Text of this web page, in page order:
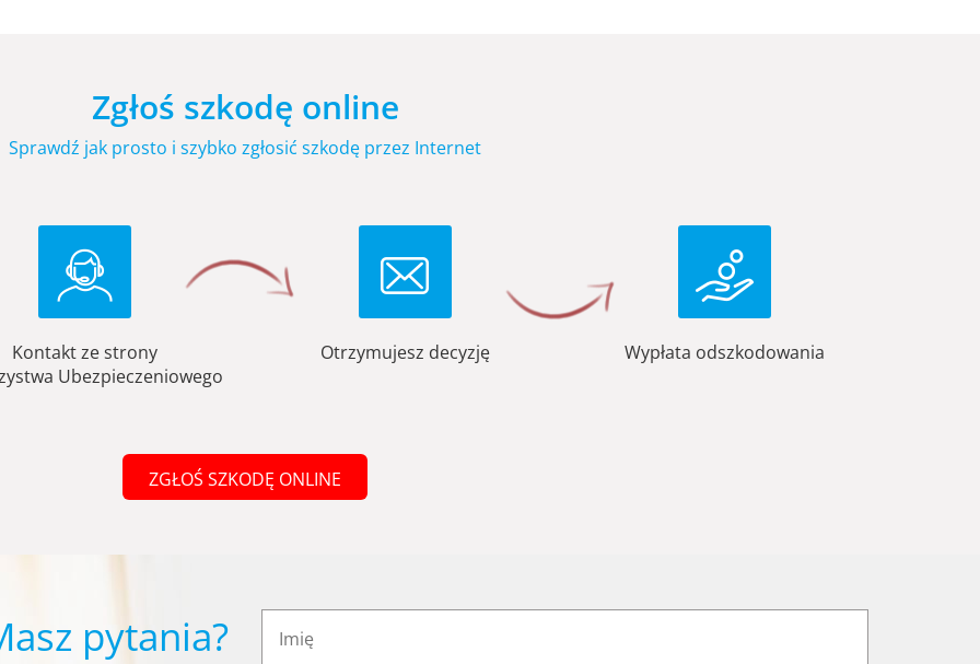
Zgłoś szkodę online
Sprawdź jak prosto i szybko zgłosić szkodę przez Internet
Kontakt ze strony
Ubezpieczeniowego
Otrzymujesz decyzję Wypłata odszkodowania
ZGŁOŚ SZKODĘ ONLINE
pytania?